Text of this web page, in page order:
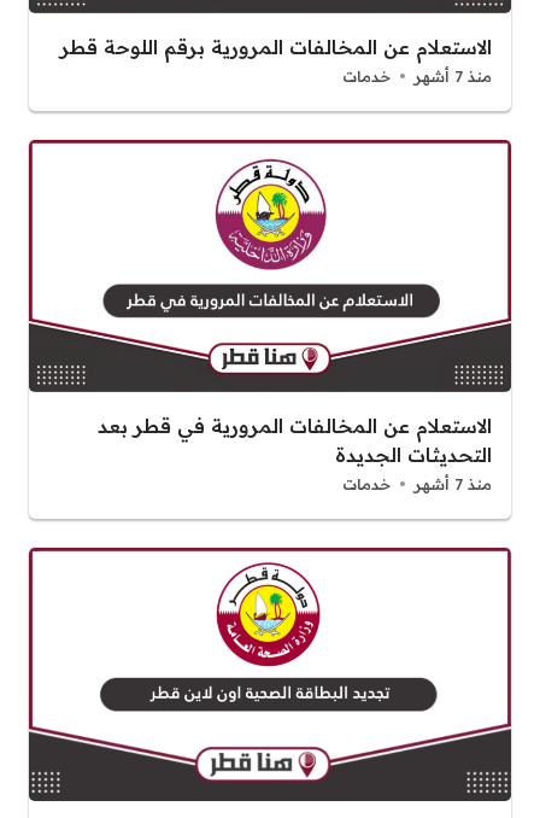
الاستعلام عن المخالفات المرورية برقم اللوحة قطر
منذ 7 أشهر خدمات
الاستعلام عن المخالفات المرورية في قطر بعد
التحديثات الجديدة
منذ 7 أشهر خدمات